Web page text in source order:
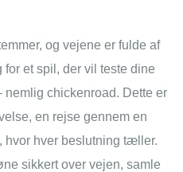
og vejene er fulde af
et spil, der vil teste dine
nemlig chickenroad. Dette er
en rejse gennem en
hver beslutning tæller.
sikkert over vejen, samle